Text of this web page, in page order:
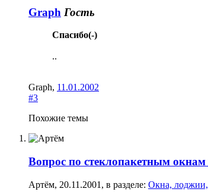
Graph Гость
Спасибо(-)
..
Graph, 11.01.2002
#3
Похожие темы
Вопрос по стеклопакетным окнам
Артём, 20.11.2001 , в разделе: Окна, лоджии,